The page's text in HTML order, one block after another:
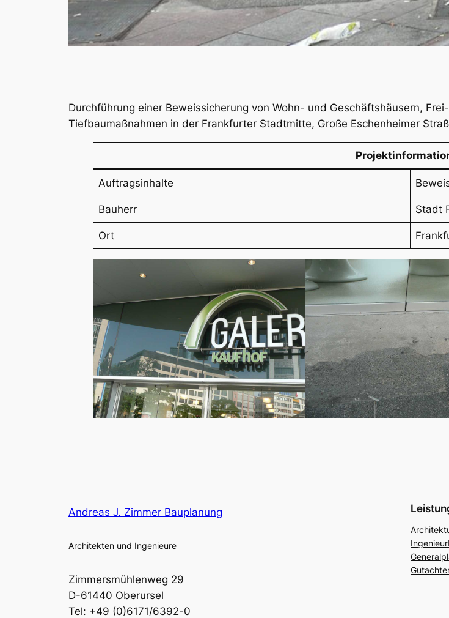
Durchführung einer Beweissicherung von Wohn- und Geschäftshäusern,
Tiefbaumaßnahmen in der Frankfurter Stadtmitte, Große Eschenheimer
Auftragsinhalte
Bauherr Stadt
Ort
Andreas J. Zimmer Bauplanung
Architekten und Ingenieure
Zimmersmühlenweg 29
D-61440 Oberursel
Tel: +49 (0)6171/6392-0